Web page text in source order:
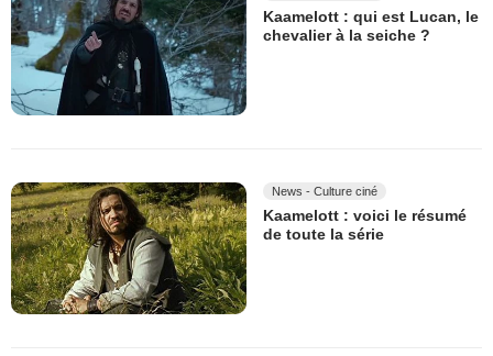
Kaamelott : qui est Lucan, le
chevalier à la seiche ?
News - Culture ciné
Kaamelott : voici le résumé
de toute la série